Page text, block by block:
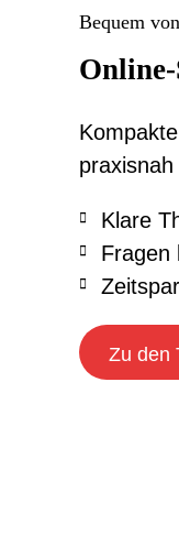
Bequem
Klare
Fragen
Zu den